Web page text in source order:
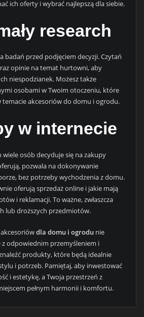
ich oferty i wybrać najlepszą dla siebie.
research
badań przed podjęciem decyzji. Czytań
opinie na temat hurtowni, aby
niespodzianek. Możesz także
osobami w Twoim otoczeniu, które
temacie akcesoriów do domu i ogrodu.
w internecie
wiele osób decyduje się na zakupy
pozwala na dokonywanie
bez potrzeby wychodzenia z domu.
oferują sprzedaż online i jakie mają
i reklamacji. To ważne, zwłaszcza
lub droższych przedmiotów.
dla domu i ogrodunie
z odpowiednim przemyśleniem i
produkty, które będą idealnie
i potrzeb. Pamiętaj, aby inwestować
i estetykę, a Twoja przestrzeń z
pełnym harmonii i komfortu.